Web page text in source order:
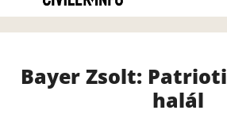
Bayer Zsolt:
halál